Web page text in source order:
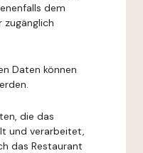
dem
Daten können
die das
und verarbeitet,
das Restaurant